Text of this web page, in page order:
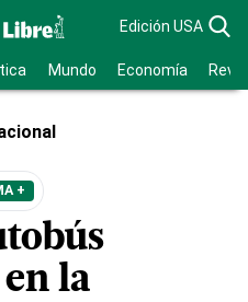
Edición USA
Mundo Economía
+
la